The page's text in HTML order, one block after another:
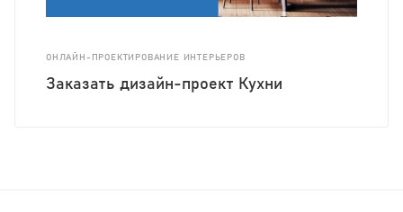
ОНЛАЙН-ПРОЕКТИРОВАНИЕ ИНТЕРЬЕРОВ
Заказать дизайн-проект Кухни